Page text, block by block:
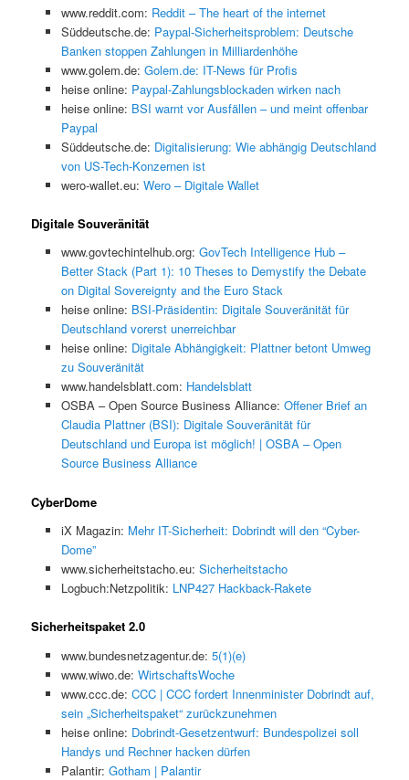
www.reddit.com: Reddit – The heart of the internet
Süddeutsche.de: Paypal-Sicherheitsproblem: Deutsche
Banken stoppen Zahlungen in Milliardenhöhe
www.golem.de: Golem.de: IT-News für Profis
heise online: Paypal-Zahlungsblockaden wirken nach
heise online: BSI warnt vor Ausfällen – und meint offenbar
Paypal
Süddeutsche.de: Digitalisierung: Wie abhängig Deutschland
von US-Tech-Konzernen ist
wero-wallet.eu: Wero – Digitale Wallet
Digitale Souveränität
www.govtechintelhub.org: GovTech Intelligence Hub –
Better Stack (Part 1): 10 Theses to Demystify the Debate
on Digital Sovereignty and the Euro Stack
heise online: BSI-Präsidentin: Digitale Souveränität für
Deutschland vorerst unerreichbar
heise online: Digitale Abhängigkeit: Plattner betont Umweg
zu Souveränität
www.handelsblatt.com: Handelsblatt
OSBA – Open Source Business Alliance: Offener Brief an
Claudia Plattner (BSI): Digitale Souveränität für
Deutschland und Europa ist möglich! | OSBA – Open
Source Business Alliance
CyberDome
iX Magazin: Mehr IT-Sicherheit: Dobrindt will den “Cyber-
Dome”
www.sicherheitstacho.eu: Sicherheitstacho
Logbuch:Netzpolitik: LNP427 Hackback-Rakete
Sicherheitspaket 2.0
www.bundesnetzagentur.de: 5(1)(e)
www.wiwo.de: WirtschaftsWoche
www.ccc.de: CCC | CCC fordert Innenminister Dobrindt auf,
sein „Sicherheitspaket“ zurückzunehmen
heise online: Dobrindt-Gesetzentwurf: Bundespolizei soll
Handys und Rechner hacken dürfen
Palantir: Gotham | Palantir